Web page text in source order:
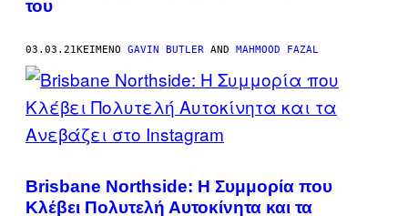
του
03.03.21ΚΕΊΜΕΝΟ GAVIN BUTLER AND MAHMOOD FAZAL
Brisbane Northside: Η Συμμορία που
Κλέβει Πολυτελή Αυτοκίνητα και τα